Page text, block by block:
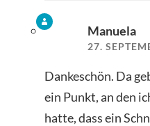
Manuela
27.
Dankeschön. Da
ein Punkt, an den
hatte, dass ein